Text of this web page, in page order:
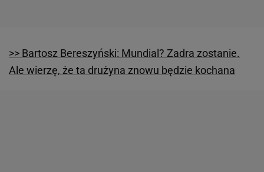
>> Bartosz Bereszyński: Mundial? Zadra zostanie.
Ale wierzę, że ta drużyna znowu będzie kochana